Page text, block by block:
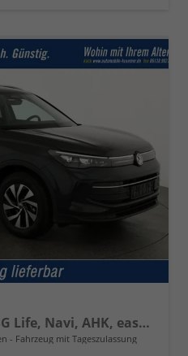
1.5 eTSI 110 kW Life DSG Life, Navi, AHK, easyOpen, LED-Plus, Kamera
Fahrzeug mit Tageszulassung